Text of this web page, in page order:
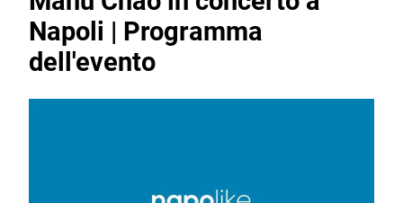
Napoli | Programma
dell'evento